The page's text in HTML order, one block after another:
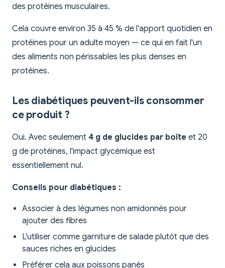
des protéines musculaires.
Cela couvre environ 35 à 45 % de l'apport quotidien en
protéines pour un adulte moyen — ce qui en fait l'un
des aliments non périssables les plus denses en
protéines.
Les diabétiques peuvent-ils consommer
ce produit ?
Oui. Avec seulement 4 g de glucides par boîte et 20
g de protéines, l'impact glycémique est
essentiellement nul.
Conseils pour diabétiques :
Associer à des légumes non amidonnés pour
ajouter des fibres
L'utiliser comme garniture de salade plutôt que des
sauces riches en glucides
Préférer cela aux poissons panés